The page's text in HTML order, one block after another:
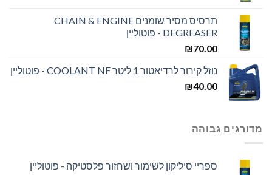
תרסיס מסיר שומנים CHAIN & ENGINE
DEGREASER - פוטוליין
₪70.00
נוזל קירור לרדיאטור 1 ליטר COOLANT NF - פוטוליין
₪40.00
מדורגים גבוהה
ספריי סיליקון לשימור ושחזור פלסטיקה - פוטוליין